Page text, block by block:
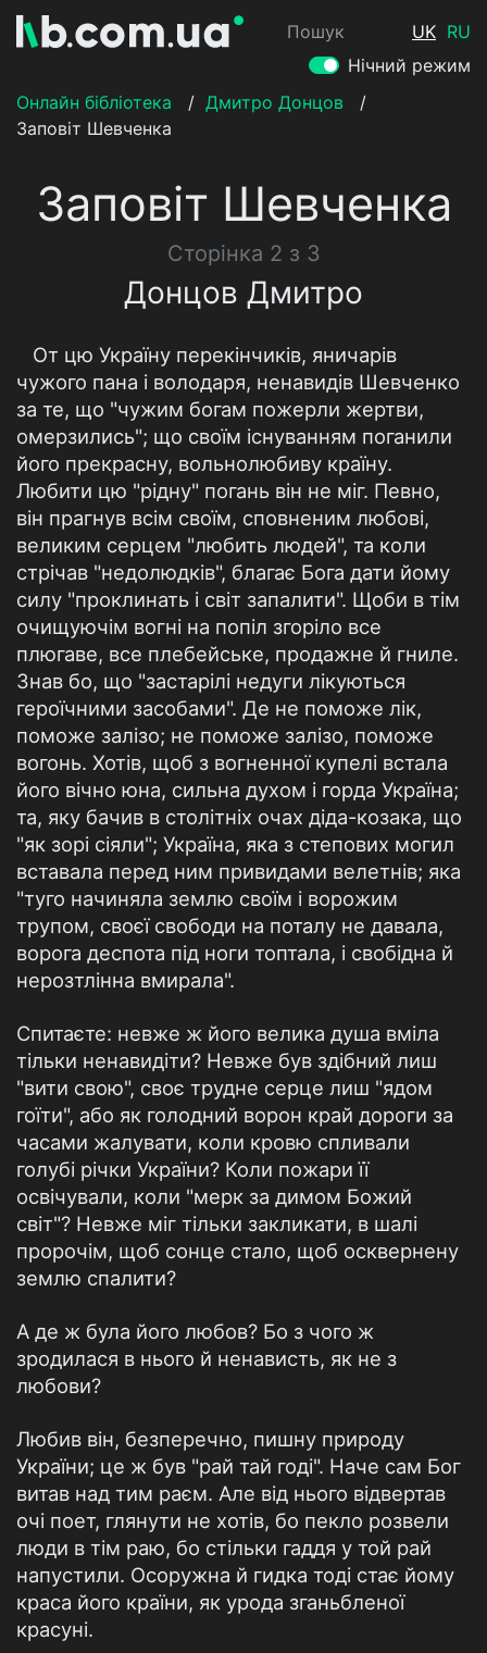
Пошук UK RU
Нічний режим
Онлайн бібліотека
/ Дмитро Донцов
/
Заповіт Шевченка
Заповіт Шевченка
Сторінка 2 з 3
Донцов Дмитро
От цю Україну перекінчиків, яничарів
чужого пана і володаря, ненавидів Шевченко
за те, що "чужим богам пожерли жертви,
омерзились"; що своїм існуванням поганили
його прекрасну, вольнолюбиву країну.
Любити цю "рідну" погань він не міг. Певно,
він прагнув всім своїм, сповненим любові,
великим серцем "любить людей", та коли
стрічав "недолюдків", благає Бога дати йому
силу "проклинать і світ запалити". Щоби в тім
очищуючім вогні на попіл згоріло все
плюгаве, все плебейське, продажне й гниле.
Знав бо, що "застарілі недуги лікуються
героїчними засобами". Де не поможе лік,
поможе залізо; не поможе залізо, поможе
вогонь. Хотів, щоб з вогненної купелі встала
його вічно юна, сильна духом і горда Україна;
та, яку бачив в столітніх очах діда-козака, що
"як зорі сіяли"; Україна, яка з степових могил
вставала перед ним привидами велетнів; яка
"туго начиняла землю своїм і ворожим
трупом, своєї свободи на поталу не давала,
ворога деспота під ноги топтала, і свобідна й
нерозтлінна вмирала".
Спитаєте: невже ж його велика душа вміла
тільки ненавидіти? Невже був здібний лиш
"вити свою", своє трудне серце лиш "ядом
гоїти", або як голодний ворон край дороги за
часами жалувати, коли кровю спливали
голубі річки України? Коли пожари її
освічували, коли "мерк за димом Божий
світ"? Невже міг тільки закликати, в шалі
пророчім, щоб сонце стало, щоб осквернену
землю спалити?
А де ж була його любов? Бо з чого ж
зродилася в нього й ненависть, як не з
любови?
Любив він, безперечно, пишну природу
України; це ж був "рай тай годі". Наче сам Бог
витав над тим раєм. Але від нього відвертав
очі поет, глянути не хотів, бо пекло розвели
люди в тім раю, бо стільки гаддя у той рай
напустили. Осоружна й гидка тоді стає йому
краса його країни, як урода зганьбленої
красуні.